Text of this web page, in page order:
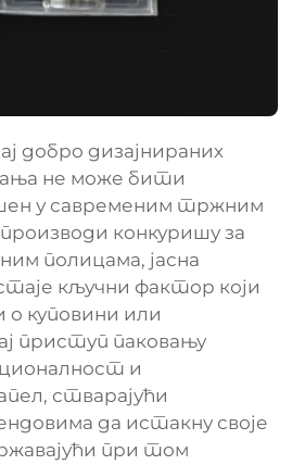
добро дизајнираних
не може бити
у савременим тржним
конкуришу за
полицама, јасна
кључни фактор који
куповини или
приступ паковању
и
стварајући
да истакну своје
при том